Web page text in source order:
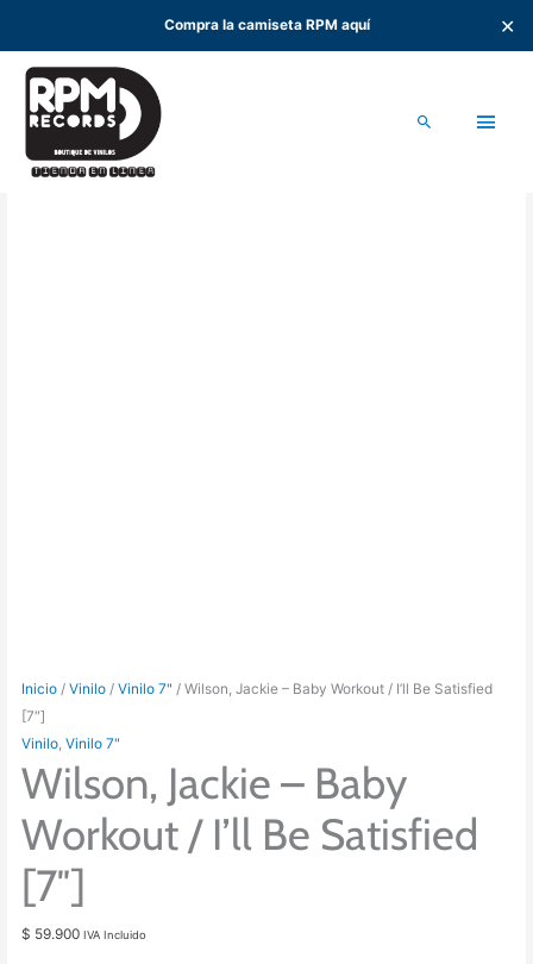
Compra la camiseta RPM aquí ✕
contenido
Buscar
Inicio /Vinilo /Vinilo 7" / Wilson, Jackie – Baby Workout / I’ll Be Satisfied
[7″]
Vinilo,Vinilo 7"
Wilson, Jackie – Baby
Workout / I’ll Be Satisfied
[7″]
$ 59.900 IVA Incluido